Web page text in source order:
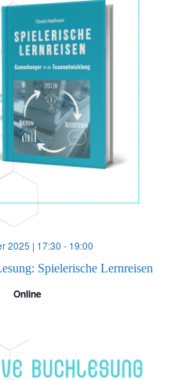
Spielerische Lernreisen
2025 | 17:30 - 19:00
Online